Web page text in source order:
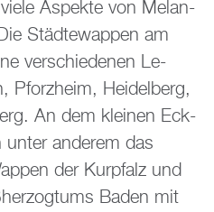
As­pek­te von Me­lan­
Städ­te­wap­pen am
ver­schie­de­nen Le­
Pforz­heim, Hei­del­berg,
An dem klei­nen Eck­
an­de­rem das
der Kur­pfalz und
Baden mit